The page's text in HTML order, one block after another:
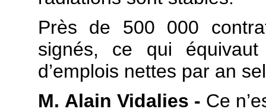
Près de 500 000
signés, ce qui
d’emplois nettes par an
M. Alain Vidalies - Ce